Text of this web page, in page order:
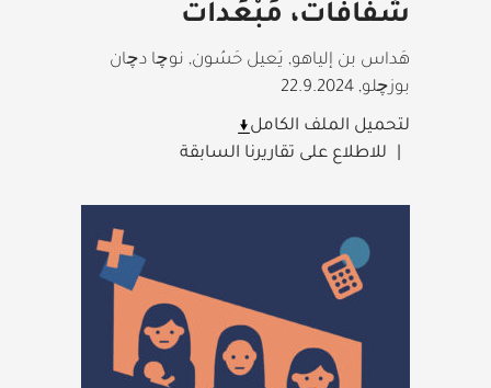
شفافات، مُبْعَدات
هَداس بن إلياهو, يَعيل حَسُون, نوچا دچان
بوزچلو,
22.9.2024
لتحميل الملف الكامل
للاطلاع على تقاريرنا السابقة